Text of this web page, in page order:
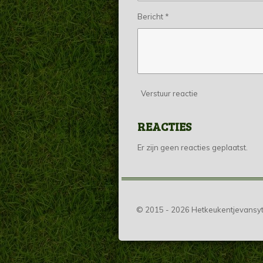
Bericht *
Verstuur reactie
REACTIES
Er zijn geen reacties geplaatst.
© 2015 - 2026